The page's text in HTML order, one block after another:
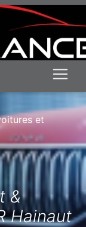
à
et
&
Hainaut